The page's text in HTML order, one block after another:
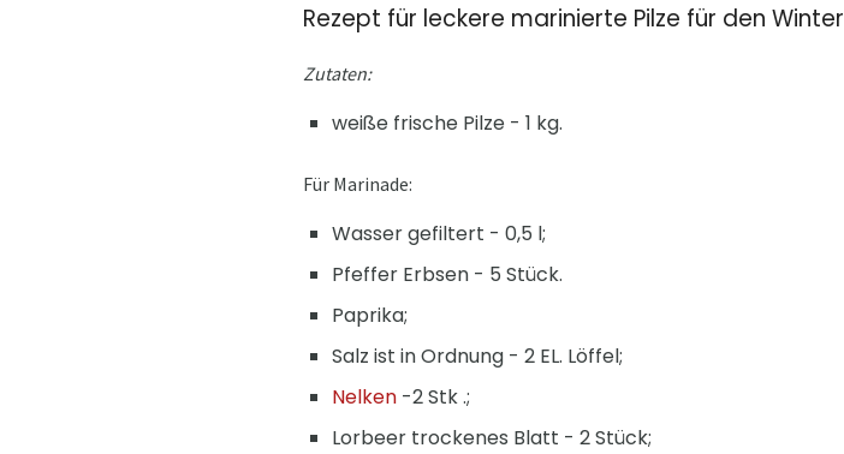
Rezept für leckere marinierte Pilze für den Winter
Zutaten:
weiße frische Pilze - 1 kg.
Für Marinade:
Wasser gefiltert - 0,5 l;
Pfeffer Erbsen - 5 Stück.
Paprika;
Salz ist in Ordnung - 2 EL. Löffel;
Nelken -2 Stk .;
Lorbeer trockenes Blatt - 2 Stück;